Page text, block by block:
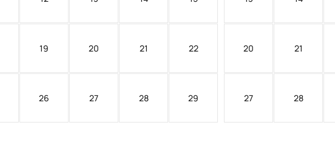
19 20 21 22
26 27 28 29
20 21
27 28